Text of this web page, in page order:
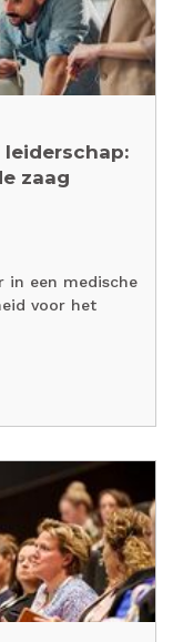
zaag
in een medische
voor het